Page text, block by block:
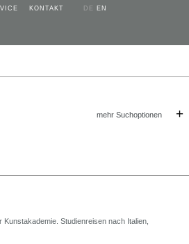
KONTAKT DE EN
mehr Suchoptionen +
Studienreisen nach Italien,